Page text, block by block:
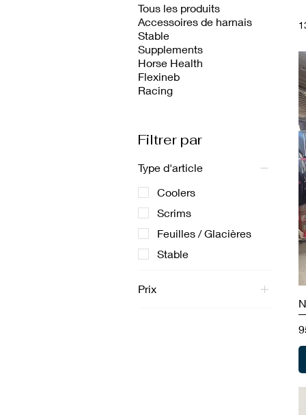
Tous les produits
Accessoires de harnais
Stable
Supplements
Horse Health
Flexineb
Racing
Filtrer par
Type d'article
Coolers
Scrims
Feuilles / Glacières
Stable
Prix